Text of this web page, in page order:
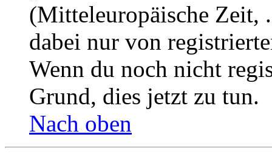
(Mitteleuropäische Zeit,
dabei nur von
Wenn du noch nicht
Grund, dies jetzt zu tun.
Nach oben